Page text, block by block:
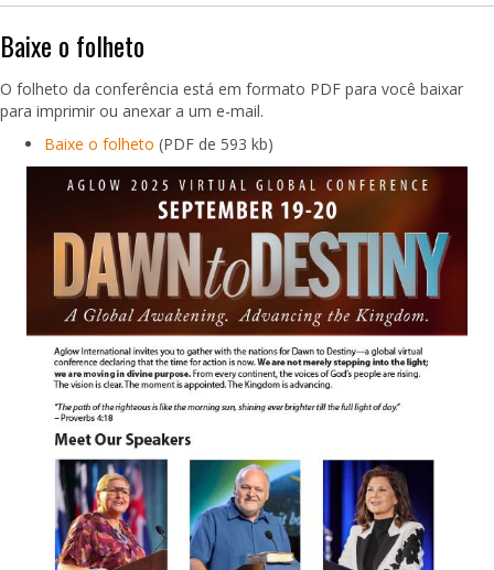
Baixe o folheto
O folheto da conferência está em formato PDF para você baixar
para imprimir ou anexar a um e-mail.
Baixe o folheto (PDF de 593 kb)